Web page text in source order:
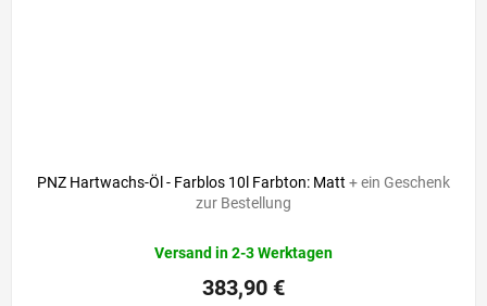
PNZ Hartwachs-Öl - Farblos 10l Farbton: Matt + ein Geschenk
zur Bestellung
Versand in 2-3 Werktagen
383,90 €